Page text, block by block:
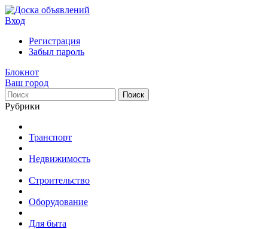
Вход
Регистрация
Забыл пароль
Блокнот
Ваш город
Поиск
Рубрики
Транспорт
Недвижимость
Строительство
Оборудование
Для быта